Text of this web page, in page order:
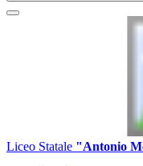
Liceo Statale "Antonio